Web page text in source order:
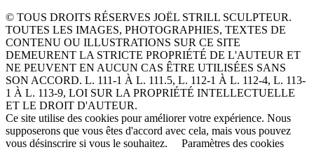
© TOUS DROITS RÉSERVES JOËL STRILL SCULPTEUR.
TOUTES LES IMAGES, PHOTOGRAPHIES, TEXTES DE
CONTENU OU ILLUSTRATIONS SUR CE SITE
DEMEURENT LA STRICTE PROPRIÉTÉ DE L'AUTEUR ET
NE PEUVENT EN AUCUN CAS ÊTRE UTILISÉES SANS
SON ACCORD. L. 111-1 À L. 111.5, L. 112-1 À L. 112-4, L. 113-
1 À L. 113-9, LOI SUR LA PROPRIÉTÉ INTELLECTUELLE
ET LE DROIT D'AUTEUR.
Ce site utilise des cookies pour améliorer votre expérience. Nous
supposerons que vous êtes d'accord avec cela, mais vous pouvez
vous désinscrire si vous le souhaitez.
Paramètres des cookies